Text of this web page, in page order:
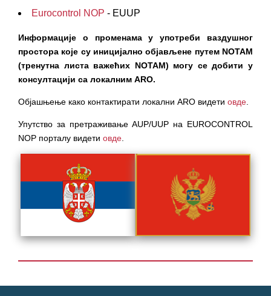
Eurocontrol NOP - EUUP
Информације о променама у употреби ваздушног
простора које су иницијално објављене путем NOTAM
(тренутна листа важећих NOTAM) могу се добити у
консултацији са локалним АRО.
Објашњење како контактирати локални АRО видети овде
Упутство за претраживање AUP/UUP на EUROCONTROL
NOP порталу видети овде